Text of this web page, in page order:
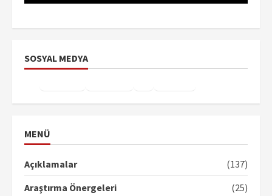
SOSYAL MEDYA
MENÜ
Açıklamalar
(137)
Araştırma Önergeleri
(25)